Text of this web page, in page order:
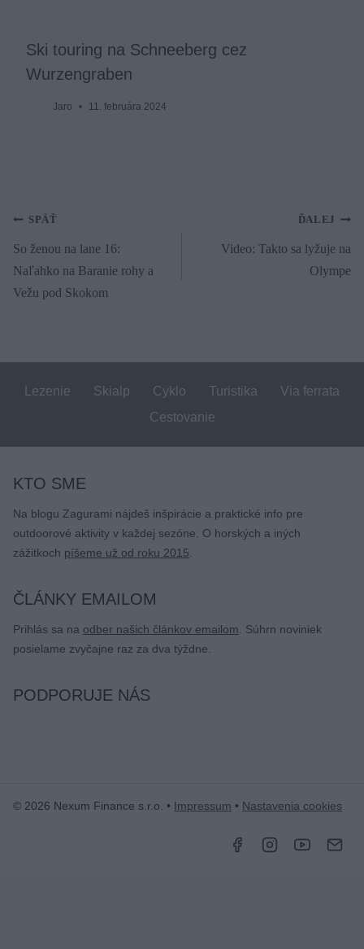
Ski touring na Schneeberg cez
Wurzengraben
Jaro 11. februára 2024
Navigácia
článku
SPÄŤ
So ženou na lane 16:
Naľahko na Baranie rohy a
Vežu pod Skokom
ĎALEJ
Video: Takto sa lyžuje na
Olympe
Lezenie Skialp Cyklo Turistika
Via ferrata
Cestovanie
KTO SME
Na blogu Zagurami nájdeš inšpirácie a praktické info pre
outdoorové aktivity v každej sezóne. O horských a iných
zážitkoch píšeme už od roku 2015
ČLÁNKY EMAILOM
Prihlás sa na odber našich článkov emailom . Súhrn noviniek
posielame zvyčajne raz za dva týždne.
PODPORUJE NÁS
© 2026 Nexum Finance s.r.o. • Impressum • Nastavenia cookies